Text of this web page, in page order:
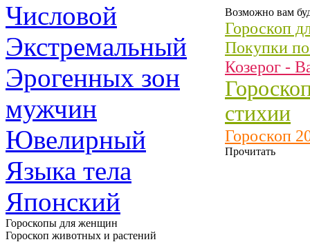
Числовой
Экстремальный
Эрогенных зон
мужчин
Ювелирный
Языка тела
Японский
Гороскопы для женщин
Гороскоп животных и растений
Возможно вам
Гороскоп
Покупки по
Козерог -
стихии
Гороскоп
Прочитать